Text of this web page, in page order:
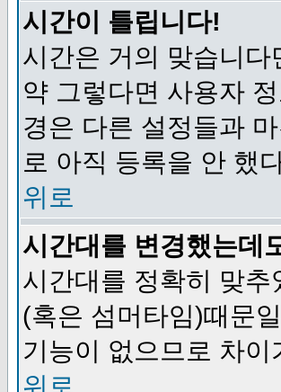
시간이 틀립니다!
시간은 거의 맞습니
약 그렇다면 사용자
경은 다른 설정들과
로 아직 등록을 안 했
위로
시간대를 변경했는데
시간대를 정확히 맞
(혹은 섬머타임)때문
기능이 없으므로 차
위로